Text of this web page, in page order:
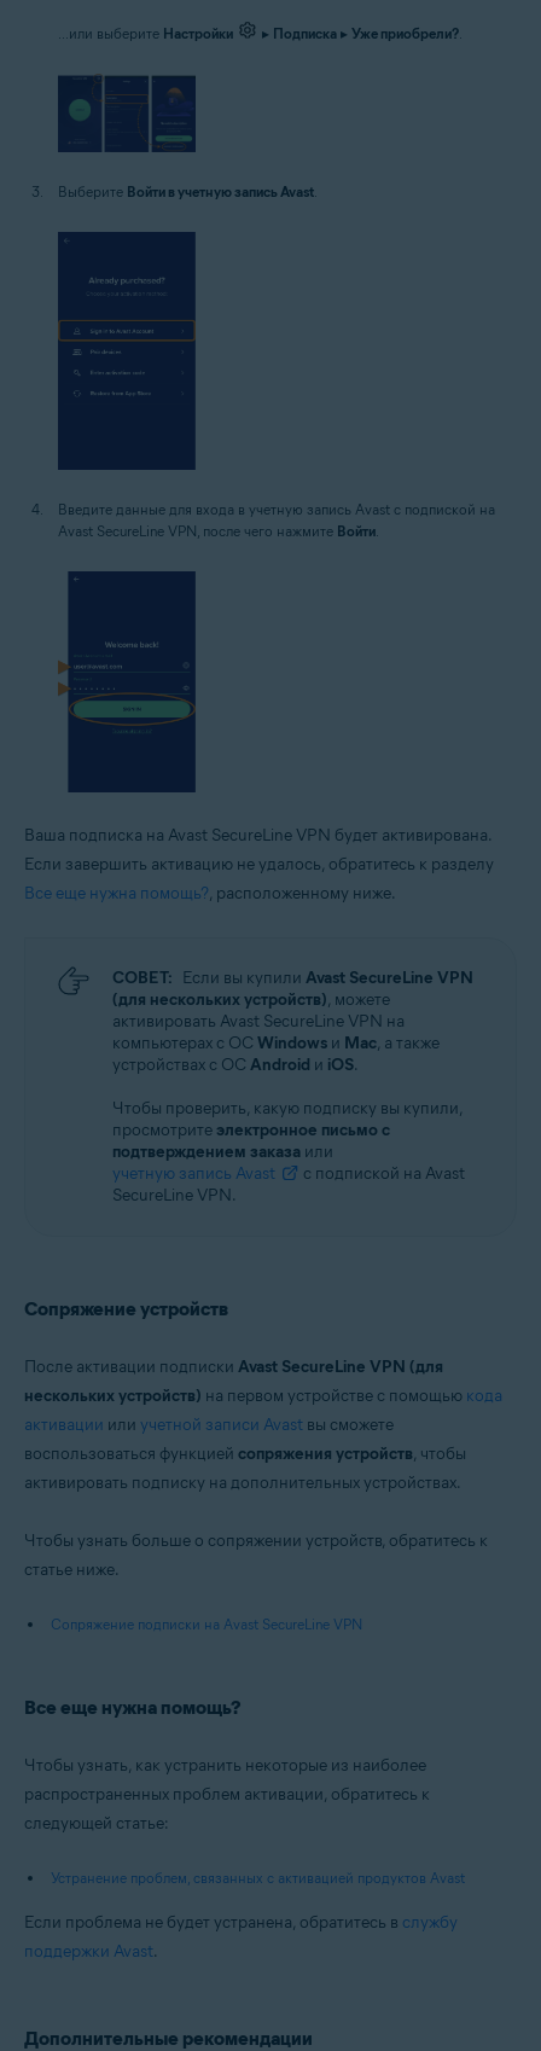
...или выберите Настройки ▸ Подписка ▸ Уже приобрели?.
Выберите Войти в учетную запись Avast.
Введите данные для входа в учетную запись Avast с подпиской на
Avast SecureLine VPN, после чего нажмите Войти.
Ваша подписка на Avast SecureLine VPN будет активирована.
Если завершить активацию не удалось, обратитесь к разделу
Все еще нужна помощь?, расположенному ниже.
СОВЕТ: Если вы купили Avast SecureLine VPN
(для нескольких устройств), можете
активировать Avast SecureLine VPN на
компьютерах с ОС Windows и Mac, а также
устройствах с ОС Android и iOS.
Чтобы проверить, какую подписку вы купили,
просмотрите электронное письмо с
подтверждением заказа или
учетную запись Avast
с подпиской на Avast
SecureLine VPN.
Сопряжение устройств
После активации подписки Avast SecureLine VPN (для
нескольких устройств) на первом устройстве с помощью кода
активации или учетной записи Avast вы сможете
воспользоваться функцией сопряжения устройств, чтобы
активировать подписку на дополнительных устройствах.
Чтобы узнать больше о сопряжении устройств, обратитесь к
статье ниже.
Сопряжение подписки на Avast SecureLine VPN
Все еще нужна помощь?
Чтобы узнать, как устранить некоторые из наиболее
распространенных проблем активации, обратитесь к
следующей статье:
Устранение проблем, связанных с активацией продуктов Avast
Если проблема не будет устранена, обратитесь в службу
поддержки Avast.
Дополнительные рекомендации